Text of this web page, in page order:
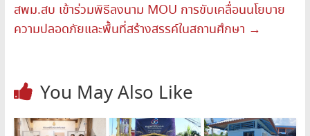
สพม.สบ เข้าร่วมพิธีลงนาม MOU การขับเคลื่อนนโยบาย
ความปลอดภัยและพื้นที่สร้างสรรค์ในสถานศึกษา →
You May Also Like